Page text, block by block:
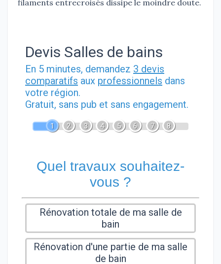
filaments entrecroisés dissipe le moindre doute.
Devis Salles de bains
En 5 minutes, demandez 3 devis
comparatifs aux professionnels dans
votre région.
Gratuit, sans pub et sans engagement.
1 2 3 4 5 6 7 8
Quel travaux souhaitez-
vous ?
Rénovation totale de ma salle de
bain
Rénovation d'une partie de ma salle
de bain